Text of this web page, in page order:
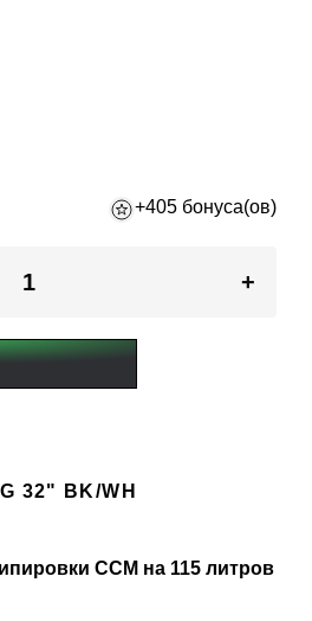
+405 бонуса(ов)
+
32" BK/WH
CCM на 115 литров